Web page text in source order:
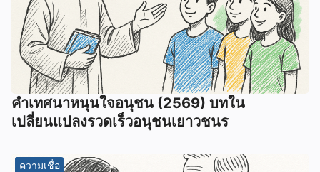
คำเทศนาหนุนใจอนุชน (2569) บทใน
เปลี่ยนแปลงรวดเร็วอนุชนเยาวชนร
ความเชื่อ